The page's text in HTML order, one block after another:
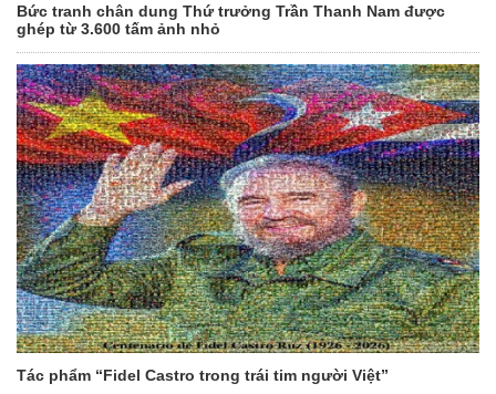
Bức tranh chân dung Thứ trưởng Trần Thanh Nam được
ghép từ 3.600 tấm ảnh nhỏ
Tác phẩm “Fidel Castro trong trái tim người Việt”